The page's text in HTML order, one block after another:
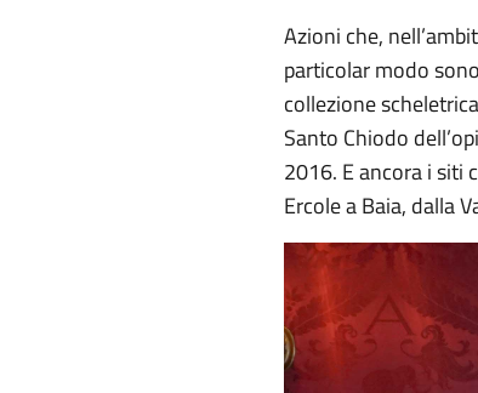
Azioni che,
particolar modo
collezione
Santo Chiodo
2016. E ancora i siti
Ercole a Baia, dalla